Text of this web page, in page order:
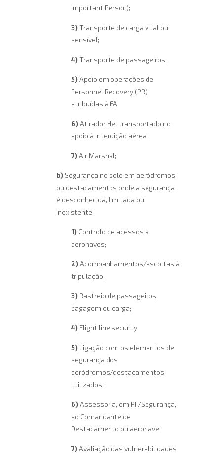
Important Person);
3) Transporte de carga vital ou
sensível;
4) Transporte de passageiros;
5)Apoio em operações de
Personnel Recovery (PR)
atribuídas à FA;
6)Atirador Helitransportado no
apoio à interdição aérea;
7)Air Marshal;
b) Segurança no solo em aeródromos
ou destacamentos onde a segurança
é desconhecida, limitada ou
inexistente:
1) Controlo de acessos a
aeronaves;
2)Acompanhamentos/escoltas à
tripulação;
3) Rastreio de passageiros,
bagagem ou carga;
4) Flight line security;
5) Ligação com os elementos de
segurança dos
aeródromos/destacamentos
utilizados;
6)Assessoria, em PF/Segurança,
ao Comandante de
Destacamento ou aeronave;
7)Avaliação das vulnerabilidades